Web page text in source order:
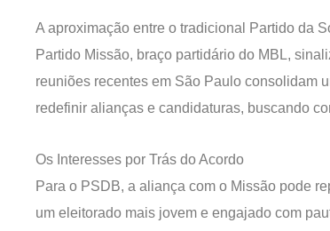
A aproximação entre o tradicional Partido da
Partido Missão, braço partidário do MBL,
reuniões recentes em São Paulo consolidam
redefinir alianças e candidaturas, buscando
Os Interesses por Trás do Acordo
Para o PSDB, a aliança com o Missão pode
um eleitorado mais jovem e engajado com